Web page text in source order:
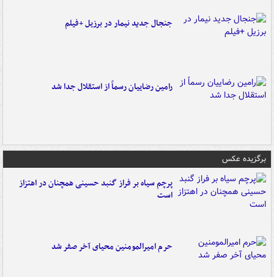
جنجال جدید نیمار در برزیل +فیلم
رامین رضاییان رسماً از استقلال جدا شد
برگزیده عکس
پرچم سیاه بر فراز گنبد حسینی همچنان در اهتزاز
است
حرم امیرالمومنین محیای آخر صفر شد